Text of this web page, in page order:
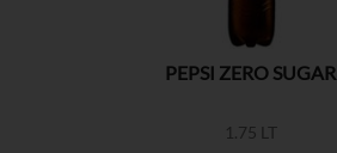
PEPSI ZERO SUGAR
1.75 LT